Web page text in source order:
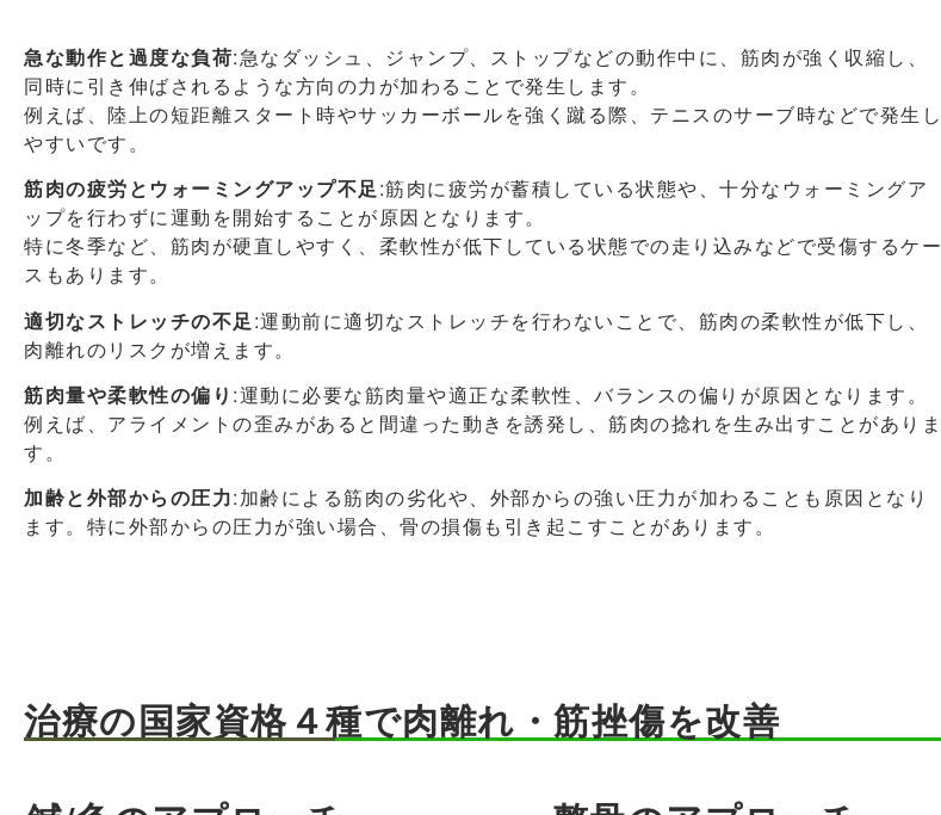
急な動作と過度な負荷:急なダッシュ、ジャンプ、ストップなどの動作中に、筋肉が強く収縮し、
同時に引き伸ばされるような方向の力が加わることで発生します。
例えば、陸上の短距離スタート時やサッカーボールを強く蹴る際、テニスのサーブ時などで発生し
やすいです。
筋肉の疲労とウォーミングアップ不足:筋肉に疲労が蓄積している状態や、十分なウォーミングア
ップを行わずに運動を開始することが原因となります。
特に冬季など、筋肉が硬直しやすく、柔軟性が低下している状態での走り込みなどで受傷するケー
スもあります。
適切なストレッチの不足 :運動前に適切なストレッチを行わないことで、筋肉の柔軟性が低下し、
肉離れのリスクが増えます。
筋肉量や柔軟性の偏り :運動に必要な筋肉量や適正な柔軟性、バランスの偏りが原因となります。
例えば、アライメントの歪みがあると間違った動きを誘発し、筋肉の捻れを生み出すことがありま
す。
加齢と外部からの圧力:加齢による筋肉の劣化や、外部からの強い圧力が加わることも原因となり
ます。特に外部からの圧力が強い場合、骨の損傷も引き起こすことがあります。
治療の国家資格４種で肉離れ・筋挫傷を改善